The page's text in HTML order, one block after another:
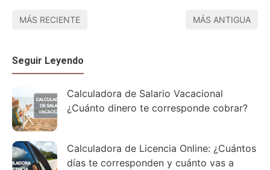
MÁS RECIENTE MÁS ANTIGUA
Seguir Leyendo
Calculadora de Salario Vacacional
¿Cuánto dinero te corresponde cobrar?
Calculadora de Licencia Online: ¿Cuántos
días te corresponden y cuánto vas a